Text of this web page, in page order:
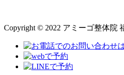
Copyright © 2022 アミーゴ整体院